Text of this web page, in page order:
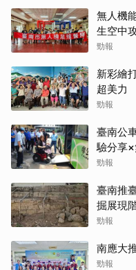
無人機
生空中
勁報
新彩繪
超美力
勁報
臺南公
驗分享
勁報
臺南推
掘展現
勁報
南應大
勁報